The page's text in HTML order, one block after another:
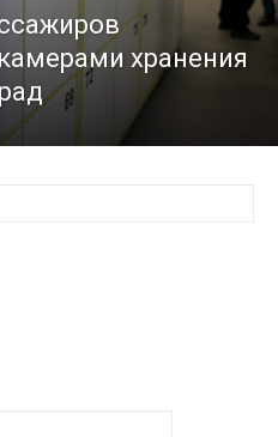
хранения